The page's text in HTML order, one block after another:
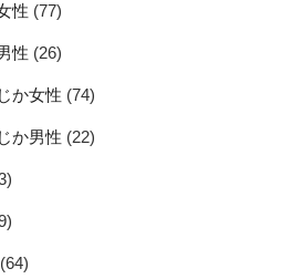
性 (77)
性 (26)
か女性 (74)
か男性 (22)
(64)